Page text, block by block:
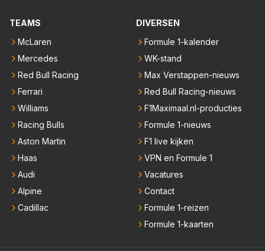
TEAMS
McLaren
Mercedes
Red Bull Racing
Ferrari
Williams
Racing Bulls
Aston Martin
Haas
Audi
Alpine
Cadillac
DIVERSEN
Formule 1-kalender
WK-stand
Max Verstappen-nieuws
Red Bull Racing-nieuws
F1Maximaal.nl-producties
Formule 1-nieuws
F1 live kijken
VPN en Formule 1
Vacatures
Contact
Formule 1-reizen
Formule 1-kaarten